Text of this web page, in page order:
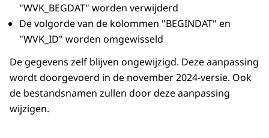
"WVK_BEGDAT" worden verwijderd
De volgorde van de kolommen "BEGINDAT" en
"WVK_ID" worden omgewisseld
De gegevens zelf blijven ongewijzigd. Deze aanpassing
wordt doorgevoerd in de november 2024-versie. Ook
de bestandsnamen zullen door deze aanpassing
wijzigen.